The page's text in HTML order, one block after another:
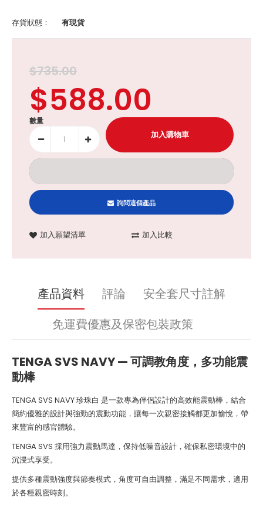
存貨狀態： 有現貨
$735.00
$588.00
數量
詢問這個產品
加入願望清單 加入比較
產品資料 評論
安全套尺寸註解
免運費優惠及保密包裝政策
TENGA SVS NAVY — 可調教角度，多功能震
動棒
TENGA SVS NAVY 珍珠白 是一款專為伴侶設計的高效能震動棒，結合
簡約優雅的設計與強勁的震動功能，讓每一次親密接觸都更加愉悅，帶
來豐富的感官體驗。
TENGA SVS 採用強力震動馬達，保持低噪音設計，確保私密環境中的
沉浸式享受。
提供多種震動強度與節奏模式，角度可自由調整，滿足不同需求，適用
於各種親密時刻。